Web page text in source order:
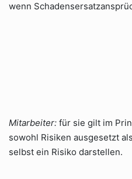
wenn
Mitarbeiter: für sie gilt im
sowohl Risiken ausgesetzt
selbst ein Risiko darstellen.